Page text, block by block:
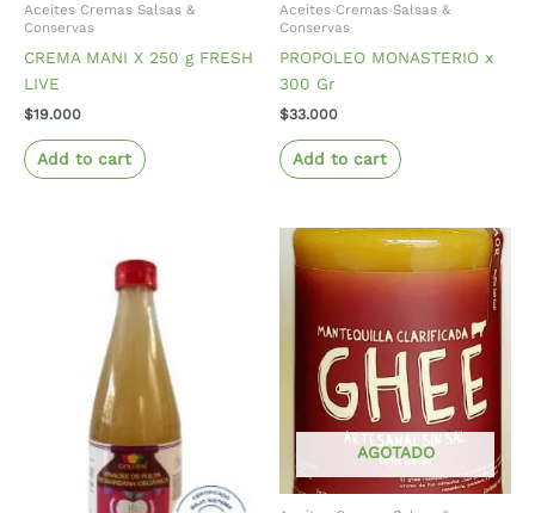
Aceites Cremas Salsas &
Conservas
CREMA MANI X 250 g FRESH
LIVE
$19.000
Add to cart
Aceites Cremas Salsas &
Conservas
PROPOLEO MONASTERIO x
300 Gr
$33.000
Add to cart
AGOTADO